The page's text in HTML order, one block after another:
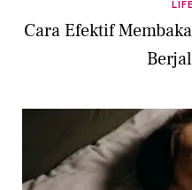
Cara Efektif